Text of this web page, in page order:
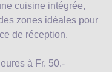
cuisine intégrée,
zones idéales pour
de réception.
à Fr. 50.-